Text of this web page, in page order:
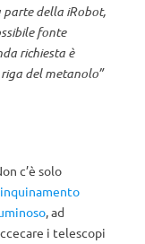
parte della iRobot,
fonte
richiesta è
del metanolo”
c’è solo
inquinamento
, ad
i telescopi